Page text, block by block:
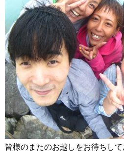
皆様のまたのお越しをお待ちし